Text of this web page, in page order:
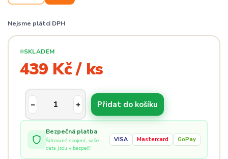
Nejsme plátci DPH
SKLADEM
439 Kč / ks
Přidat do košíku
Bezpečná platba
Šifrované spojení, vaše
data jsou v bezpečí
VISA Mastercard GoPay